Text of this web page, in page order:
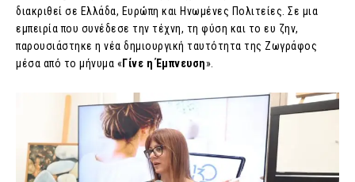
διακριθεί σε Ελλάδα, Ευρώπη και Ηνωμένες Πολιτείες. Σε μια
εμπειρία που συνέδεσε την τέχνη, τη φύση και το ευ ζην,
παρουσιάστηκε η νέα δημιουργική ταυτότητα της Ζωγράφος
μέσα από το μήνυμα « Γίνε η Έμπνευση».